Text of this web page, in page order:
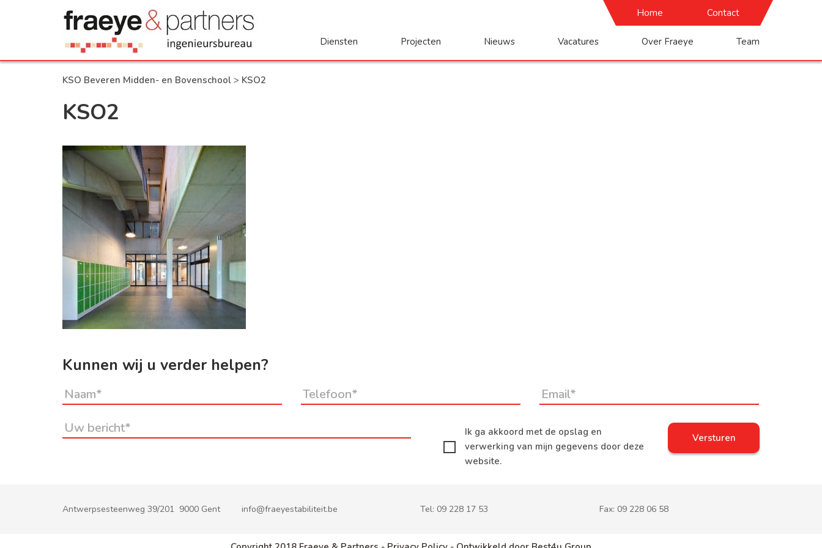
Home Contact
Diensten Projecten Nieuws Vacatures Over Fraeye Team
KSO Beveren Midden- en Bovenschool > KSO2
KSO2
Kunnen wij u verder helpen?
Ik ga akkoord met de opslag en
verwerking van mijn gegevens door deze
website.
Antwerpsesteenweg 39/201 9000 Gent info@fraeyestabiliteit.be Tel: 09 228 17 53 Fax: 09 228 06 58